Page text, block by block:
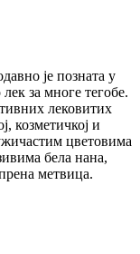
је позната у
за многе тегобе.
лековитих
козметичкој и
цветовима
бела нана,
метвица.